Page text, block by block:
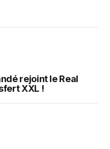
rejoint le Real
XXL !